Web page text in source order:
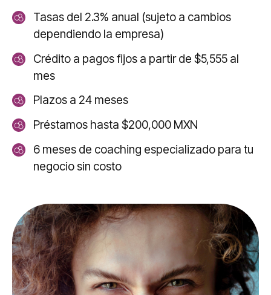
Tasas del 2.3% anual (sujeto a cambios
dependiendo la empresa)
Crédito a pagos fijos a partir de $5,555 al
mes
Plazos a 24 meses
Préstamos hasta $200,000 MXN
6 meses de coaching especializado para tu
negocio sin costo